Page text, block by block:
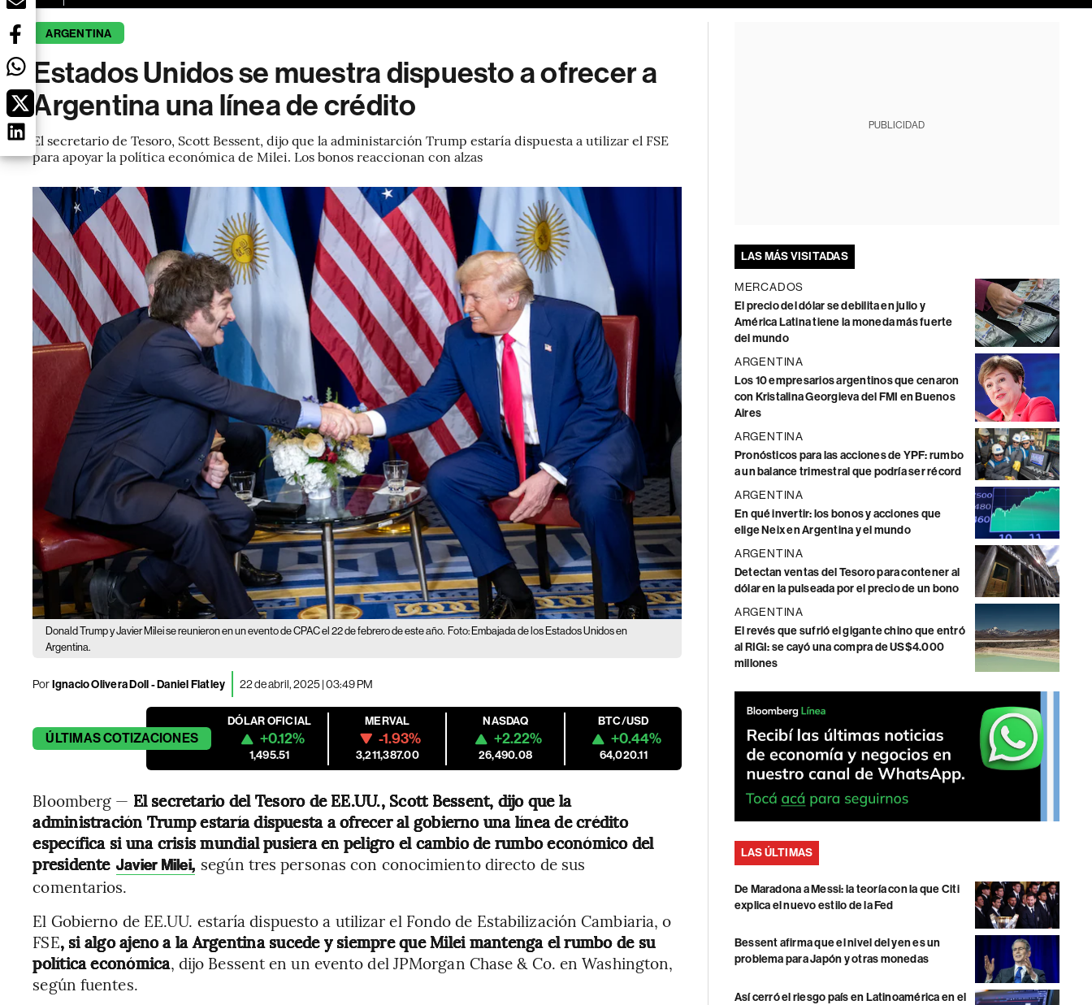
ARGENTINA
Estados Unidos se muestra dispuesto a ofrecer a
Argentina una línea de crédito
El secretario de Tesoro, Scott Bessent, dijo que la administarción Trump estaría dispuesta a utilizar el FSE
para apoyar la política económica de Milei. Los bonos reaccionan con alzas
Donald Trump y Javier Milei se reunieron en un evento de CPAC el 22 de febrero de este año. Foto: Embajada de los Estados Unidos en
Argentina.
PorIgnacio Olivera Doll - Daniel Flatley 22 de abril, 2025 | 03:49 PM
ÚLTIMASCOTIZACIONES
DÓLAR OFICIAL
+0.12%
1,495.51
MERVAL
-1.93%
3,211,387.00
NASDAQ
+2.22%
26,490.08
BTC/USD
+0.44%
64,020.11
Bloomberg — El secretario del Tesoro de EE.UU., Scott Bessent, dijo que la
administración Trump estaría dispuesta a ofrecer al gobierno una línea de crédito
específica si una crisis mundial pusiera en peligro el cambio de rumbo económico del
presidente Javier Milei, según tres personas con conocimiento directo de sus
comentarios.
El Gobierno de EE.UU. estaría dispuesto a utilizar el Fondo de Estabilización Cambiaria, o
FSE, si algo ajeno a la Argentina sucede y siempre que Milei mantenga el rumbo de su
política económica, dijo Bessent en un evento del JPMorgan Chase & Co. en Washington,
según fuentes.
PUBLICIDAD
LAS MÁS VISITADAS
MERCADOS
El precio del dólar se debilita en julio y
América Latina tiene la moneda más fuerte
del mundo
ARGENTINA
Los 10 empresarios argentinos que cenaron
con Kristalina Georgieva del FMI en Buenos
Aires
ARGENTINA
Pronósticos para las acciones de YPF: rumbo
a un balance trimestral que podría ser récord
ARGENTINA
En qué invertir: los bonos y acciones que
elige Neix en Argentina y el mundo
ARGENTINA
Detectan ventas del Tesoro para contener al
dólar en la pulseada por el precio de un bono
ARGENTINA
El revés que sufrió el gigante chino que entró
al RIGI: se cayó una compra de US$4.000
millones
LAS ÚLTIMAS
De Maradona a Messi: la teoría con la que Citi
explica el nuevo estilo de la Fed
Bessent afirma que el nivel del yen es un
problema para Japón y otras monedas
Así cerró el riesgo país en Latinoamérica en el